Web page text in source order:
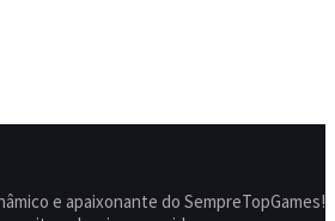
e apaixonante do SempreTopGames!